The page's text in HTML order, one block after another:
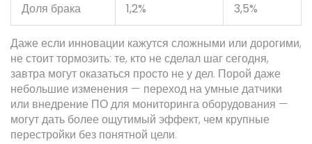
Доля брака 1,2% 3,5%
Даже если инновации кажутся сложными или дорогими,
не стоит тормозить: те, кто не сделал шаг сегодня,
завтра могут оказаться просто не у дел. Порой даже
небольшие изменения — переход на умные датчики
или внедрение ПО для мониторинга оборудования —
могут дать более ощутимый эффект, чем крупные
перестройки без понятной цели.